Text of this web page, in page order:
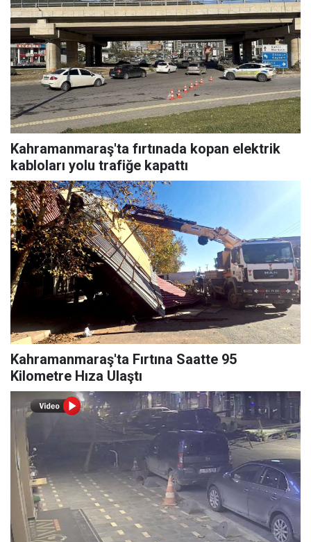
Kahramanmaraş'ta fırtınada kopan elektrik
kabloları yolu trafiğe kapattı
Kahramanmaraş'ta Fırtına Saatte 95
Kilometre Hıza Ulaştı